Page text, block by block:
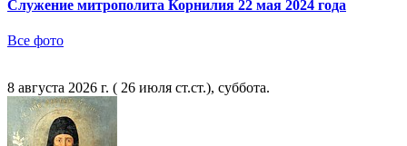
Служение митрополита Корнилия 22 мая 2024 года
Все фото
8 августа 2026 г. ( 26 июля ст.ст.), суббота.